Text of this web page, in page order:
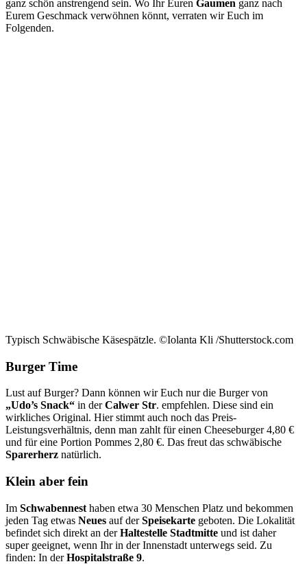
ganz schön anstrengend sein. Wo Ihr Euren Gaumen ganz nach
Eurem Geschmack verwöhnen könnt, verraten wir Euch im
Folgenden.
Typisch Schwäbische Käsespätzle. ©Iolanta Kli /Shutterstock.com
Burger Time
Lust auf Burger? Dann können wir Euch nur die Burger von
„Udo’s Snack“ in derCalwer Str. empfehlen. Diese sind ein
wirkliches Original. Hier stimmt auch noch das Preis-
Leistungsverhältnis, denn man zahlt für einen Cheeseburger 4,80 €
und für eine Portion Pommes 2,80 €. Das freut das schwäbische
Sparerherz natürlich.
Klein aber fein
Im Schwabennest haben etwa 30 Menschen Platz und bekommen
jeden Tag etwas Neues auf derSpeisekarte geboten. Die Lokalität
befindet sich direkt an derHaltestelle Stadtmitte und ist daher
super geeignet, wenn Ihr in der Innenstadt unterwegs seid. Zu
finden: In derHospitalstraße 9.